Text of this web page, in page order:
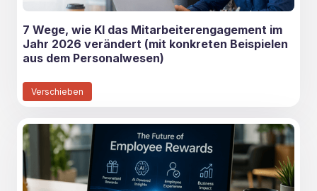
7 Wege, wie KI das Mitarbeiterengagement im
Jahr 2026 verändert (mit konkreten Beispielen
aus dem Personalwesen)
Verschieben